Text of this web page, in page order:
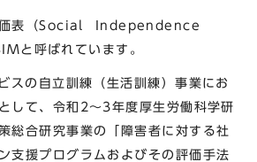
価表（Social Independence
と呼ばれています。
スの自立訓練（生活訓練）事業にお
して、令和2～3年度厚生労働科学研
総合研究事業の「障害者に対する社
支援プログラムおよびその評価手法